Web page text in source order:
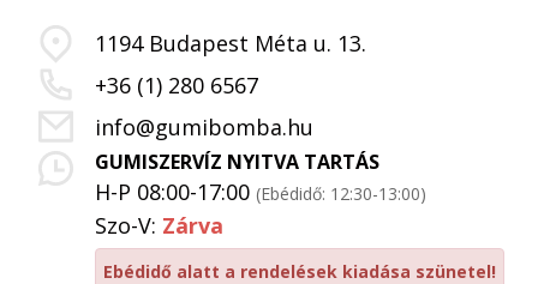
1194 Budapest Méta u. 13.
+36 (1) 280 6567
info@gumibomba.hu
GUMISZERVÍZ NYITVA TARTÁS
H-P 08:00-17:00 (Ebédidő: 12:30-13:00)
Szo-V: Zárva
Ebédidő alatt a rendelések kiadása szünetel!